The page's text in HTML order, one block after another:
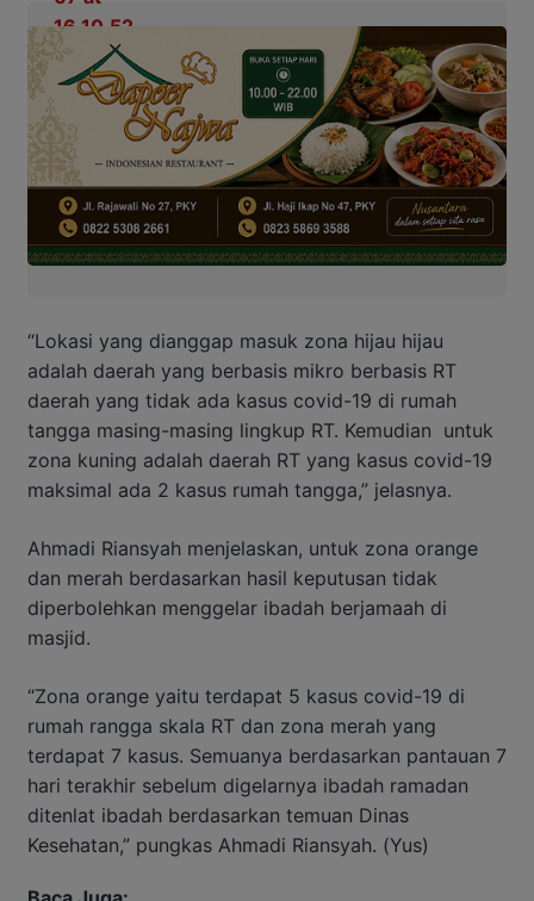
“Lokasi yang dianggap masuk zona hijau hijau
adalah daerah yang berbasis mikro berbasis RT
daerah yang tidak ada kasus covid-19 di rumah
tangga masing-masing lingkup RT. Kemudian untuk
zona kuning adalah daerah RT yang kasus covid-19
maksimal ada 2 kasus rumah tangga,” jelasnya.
Ahmadi Riansyah menjelaskan, untuk zona orange
dan merah berdasarkan hasil keputusan tidak
diperbolehkan menggelar ibadah berjamaah di
masjid.
“Zona orange yaitu terdapat 5 kasus covid-19 di
rumah rangga skala RT dan zona merah yang
terdapat 7 kasus. Semuanya berdasarkan pantauan 7
hari terakhir sebelum digelarnya ibadah ramadan
ditenlat ibadah berdasarkan temuan Dinas
Kesehatan,” pungkas Ahmadi Riansyah. (Yus)